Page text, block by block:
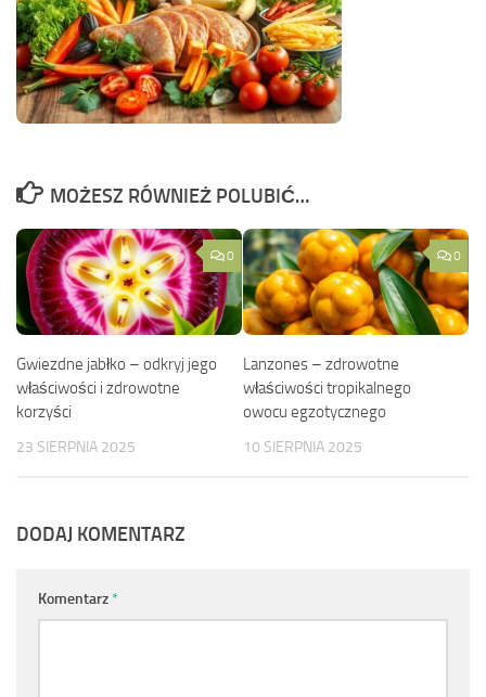
MOŻESZ RÓWNIEŻ POLUBIĆ…
0
Gwiezdne jabłko – odkryj jego
właściwości i zdrowotne
korzyści
23 SIERPNIA 2025
0
Lanzones – zdrowotne
właściwości tropikalnego
owocu egzotycznego
10 SIERPNIA 2025
DODAJ KOMENTARZ
Komentarz*